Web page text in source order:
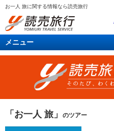
お一人 旅に関する情報なら読売旅行
メニュー
国内旅行 バスツアー 海外旅行
「お一人 旅」 のツアー